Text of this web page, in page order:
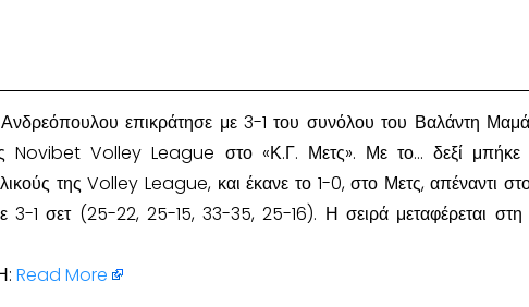
επικράτησε με 3-1 του συνόλου του Βαλάντη
Novibet Volley League στο «Κ.Γ. Μετς». Με το… δεξί μπήκε
της Volley League, και έκανε το 1-0, στο Μετς, απέναντι
3-1 σετ (25-22, 25-15, 33-35, 25-16). Η σειρά μεταφέρεται στη
Read More